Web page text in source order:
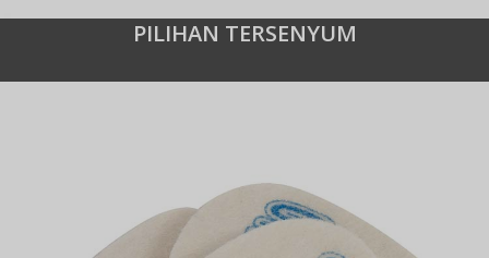
PILIHAN TERSENYUM